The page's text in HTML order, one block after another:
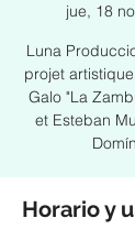
jue, 18
Luna
projet
Galo "La
et Esteban
Horario y